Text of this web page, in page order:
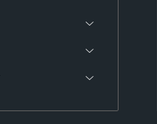
dolayı